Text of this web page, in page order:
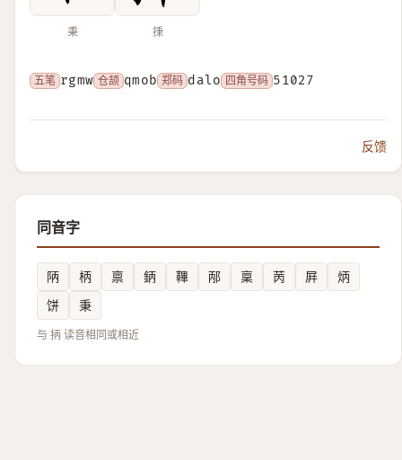
秉 㨀
五笔 rgmw 仓颉 qmob 郑码 dalo 四角号码 51027
反馈
同音字
陃 柄 禀 鈵 鞸 邴 稟 苪 屛
炳
饼
秉
与 抦 读音相同或相近